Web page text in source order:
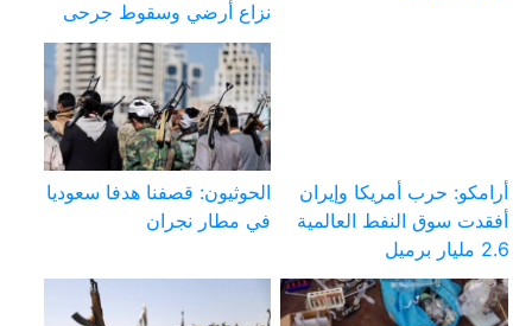
نزاع أرضي وسقوط جرحى
أرامكو: حرب أمريكا وإيران
أفقدت سوق النفط العالمية
2.6 مليار برميل
الحوثيون: قصفنا هدفا سعوديا
في مطار نجران